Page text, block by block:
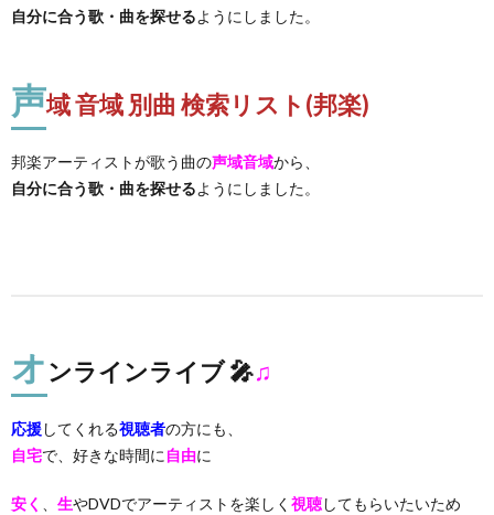
自分に合う歌・曲を探せるようにしました。
声域 音域 別曲 検索リスト(邦楽)
邦楽アーティストが歌う曲の声域音域から、
自分に合う歌・曲を探せるようにしました。
オンラインライブ 🎤♫
応援してくれる視聴者の方にも、
自宅で、好きな時間に 自由に
安く 生やDVDでアーティストを楽しく 視聴してもらいたいため